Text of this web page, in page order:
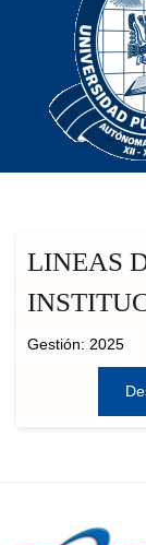
LINEAS
Gestión: 2025